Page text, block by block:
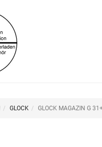
GLOCK GLOCK MAGAZIN G